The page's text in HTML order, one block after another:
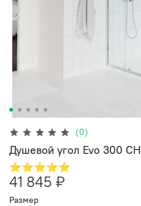
(0)
Душевой угол Evo 300 CH
⭐⭐⭐⭐⭐
41 845 ₽
Размер